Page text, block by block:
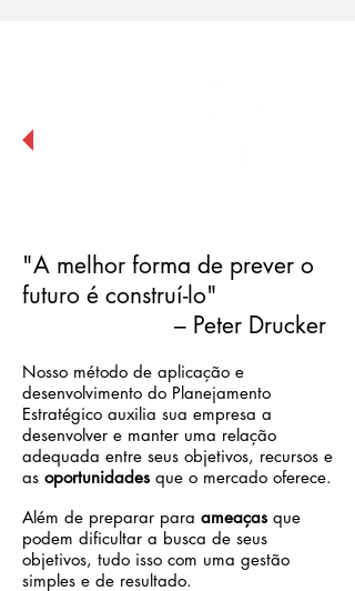
"A melhor forma de prever o
futuro é construí-lo"
– Peter Drucker
Nosso método de aplicação e
desenvolvimento do Planejamento
Estratégico auxilia sua empresa a
desenvolver e manter uma relação
adequada entre seus objetivos, recursos e
as oportunidades que o mercado oferece.
Além de preparar para ameaças que
podem dificultar a busca de seus
objetivos, tudo isso com uma gestão
simples e de resultado.